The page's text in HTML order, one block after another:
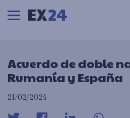
Ha ocurrido un error en la carga
Acuerdo de doble
Rumanía y España
21/02/2024